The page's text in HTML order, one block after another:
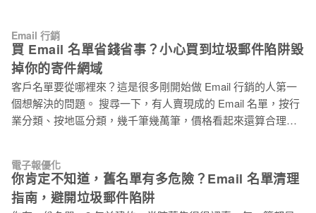
Email 行銷
買 Email 名單省錢省事？小心買到垃圾郵件陷阱毀
掉你的寄件網域
客戶名單要從哪裡來？這是很多剛開始做 Email 行銷的人第一
個想解決的問題。 搜尋一下，有人賣現成的 Email 名單，按行
業分類、按地區分類，幾千筆幾萬筆，價格看起來還算合理。
效，更可能讓你的寄件網域被列入黑名單，影響往後每一封信
的到達率，還包括那些真正有意願看你信件的人。 「買名單就
能快速起跑」是 Email 行銷最危險的迷思 這個邏輯在十幾年前
電子報優化
你肯定不知道，舊名單有多危險？Email 名單清理
指南，避開垃圾郵件陷阱